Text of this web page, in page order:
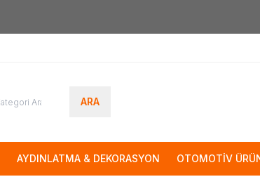
ARA
AYDINLATMA & DEKORASYON OTOMOTİV